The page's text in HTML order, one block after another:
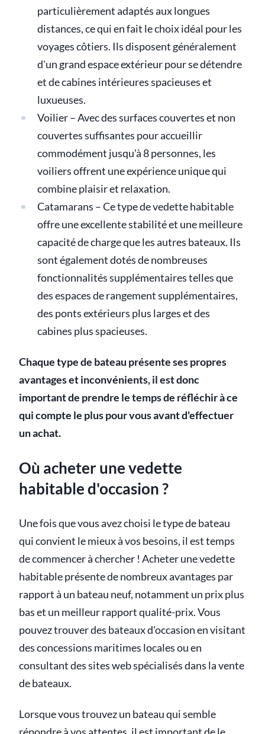
particulièrement adaptés aux longues
distances, ce qui en fait le choix idéal pour les
voyages côtiers. Ils disposent généralement
d'un grand espace extérieur pour se détendre
et de cabines intérieures spacieuses et
luxueuses.
Voilier – Avec des surfaces couvertes et non
couvertes suffisantes pour accueillir
commodément jusqu'à 8 personnes, les
voiliers offrent une expérience unique qui
combine plaisir et relaxation.
Catamarans – Ce type de vedette habitable
offre une excellente stabilité et une meilleure
capacité de charge que les autres bateaux. Ils
sont également dotés de nombreuses
fonctionnalités supplémentaires telles que
des espaces de rangement supplémentaires,
des ponts extérieurs plus larges et des
cabines plus spacieuses.
Chaque type de bateau présente ses propres
avantages et inconvénients, il est donc
important de prendre le temps de réfléchir à ce
qui compte le plus pour vous avant d'effectuer
un achat.
Où acheter une vedette
habitable d'occasion ?
Une fois que vous avez choisi le type de bateau
qui convient le mieux à vos besoins, il est temps
de commencer à chercher ! Acheter une vedette
habitable présente de nombreux avantages par
rapport à un bateau neuf, notamment un prix plus
bas et un meilleur rapport qualité-prix. Vous
pouvez trouver des bateaux d'occasion en visitant
des concessions maritimes locales ou en
consultant des sites web spécialisés dans la vente
de bateaux.
Lorsque vous trouvez un bateau qui semble